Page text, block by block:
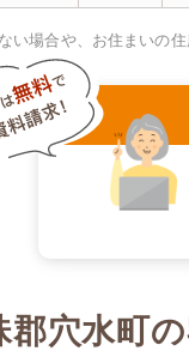
場合や、お住まいの住
郡穴水町